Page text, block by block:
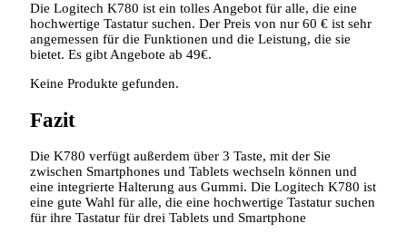
Die Logitech K780 ist ein tolles Angebot für alle, die eine
hochwertige Tastatur suchen. Der Preis von nur 60 € ist sehr
angemessen für die Funktionen und die Leistung, die sie
bietet. Es gibt Angebote ab 49€.
Keine Produkte gefunden.
Fazit
Die K780 verfügt außerdem über 3 Taste, mit der Sie
zwischen Smartphones und Tablets wechseln können und
eine integrierte Halterung aus Gummi. Die Logitech K780 ist
eine gute Wahl für alle, die eine hochwertige Tastatur suchen
für ihre Tastatur für drei Tablets und Smartphone